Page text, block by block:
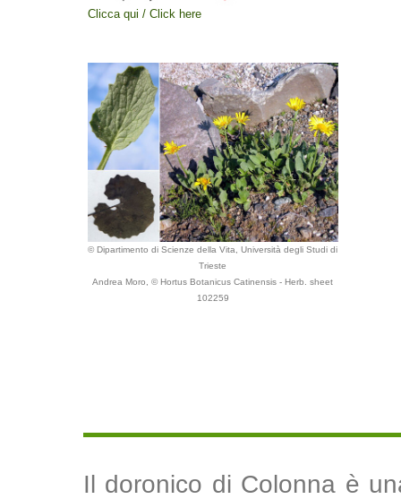
Clicca qui / Click here
© Dipartimento di Scienze della Vita, Università degli Studi di
Trieste
Andrea Moro, © Hortus Botanicus Catinensis - Herb. sheet
102259
Il doronico di Colonna è